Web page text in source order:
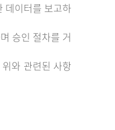
데이터를 보고하
승인 절차를 거
와 관련된 사항